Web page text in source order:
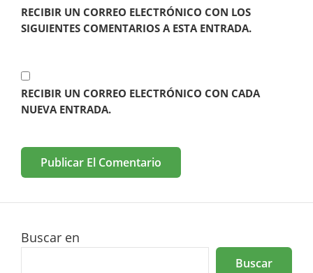
RECIBIR UN CORREO ELECTRÓNICO CON LOS
SIGUIENTES COMENTARIOS A ESTA ENTRADA.
RECIBIR UN CORREO ELECTRÓNICO CON CADA
NUEVA ENTRADA.
Buscar en
Buscar